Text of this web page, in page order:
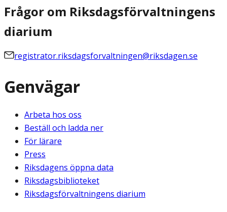
Frågor om Riksdagsförvaltningens
diarium
registrator.riksdagsforvaltningen@riksdagen.se
Genvägar
Arbeta hos oss
Beställ och ladda ner
För lärare
Press
Riksdagens öppna data
Riksdagsbiblioteket
Riksdagsförvaltningens diarium